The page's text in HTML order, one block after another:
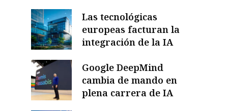
Las tecnológicas
europeas facturan la
integración de la IA
Google DeepMind
cambia de mando en
plena carrera de IA